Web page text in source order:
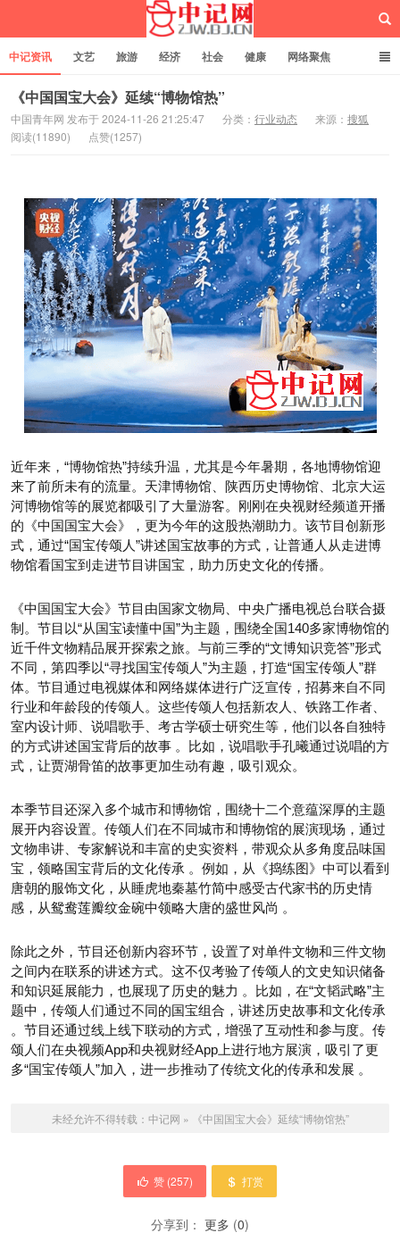
中记资讯 文艺 旅游 经济 社会 健康 网络聚焦
企业管理 网站建设 记者专栏 独立页面
《中国国宝大会》延续“博物馆热”
中国青年网 发布于 2024-11-26 21:25:47 分类： 行业动态 来源： 搜狐
阅读(11890)
点赞(1257)
近年来，“博物馆热”持续升温，尤其是今年暑期，各地博物馆迎
来了前所未有的流量。天津博物馆、陕西历史博物馆、北京大运
河博物馆等的展览都吸引了大量游客。刚刚在央视财经频道开播
的《中国国宝大会》，更为今年的这股热潮助力。该节目创新形
式，通过“国宝传颂人”讲述国宝故事的方式，让普通人从走进博
物馆看国宝到走进节目讲国宝，助力历史文化的传播。
《中国国宝大会》节目由国家文物局、中央广播电视总台联合摄
制。节目以“从国宝读懂中国”为主题，围绕全国140多家博物馆的
近千件文物精品展开探索之旅。与前三季的“文博知识竞答”形式
不同，第四季以“寻找国宝传颂人”为主题，打造“国宝传颂人”群
体。节目通过电视媒体和网络媒体进行广泛宣传，招募来自不同
行业和年龄段的传颂人。这些传颂人包括新农人、铁路工作者、
室内设计师、说唱歌手、考古学硕士研究生等，他们以各自独特
的方式讲述国宝背后的故事 。比如，说唱歌手孔曦通过说唱的方
式，让贾湖骨笛的故事更加生动有趣，吸引观众。
本季节目还深入多个城市和博物馆，围绕十二个意蕴深厚的主题
展开内容设置。传颂人们在不同城市和博物馆的展演现场，通过
文物串讲、专家解说和丰富的史实资料，带观众从多角度品味国
宝，领略国宝背后的文化传承 。例如，从《捣练图》中可以看到
唐朝的服饰文化，从睡虎地秦墓竹简中感受古代家书的历史情
感，从鸳鸯莲瓣纹金碗中领略大唐的盛世风尚 。
除此之外，节目还创新内容环节，设置了对单件文物和三件文物
之间内在联系的讲述方式。这不仅考验了传颂人的文史知识储备
和知识延展能力，也展现了历史的魅力 。比如，在“文韬武略”主
题中，传颂人们通过不同的国宝组合，讲述历史故事和文化传承
。节目还通过线上线下联动的方式，增强了互动性和参与度。传
颂人们在央视频App和央视财经App上进行地方展演，吸引了更
多“国宝传颂人”加入，进一步推动了传统文化的传承和发展 。
未经允许不得转载： 中记网 » 《中国国宝大会》延续“博物馆热”
赞 (257) 打赏
分享到： 更多 (0)